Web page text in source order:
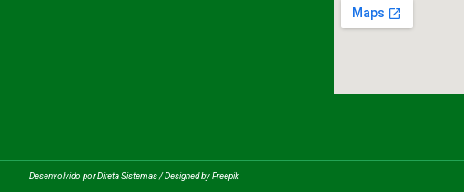
Desenvolvido por Direta Sistemas /Designed by Freepik